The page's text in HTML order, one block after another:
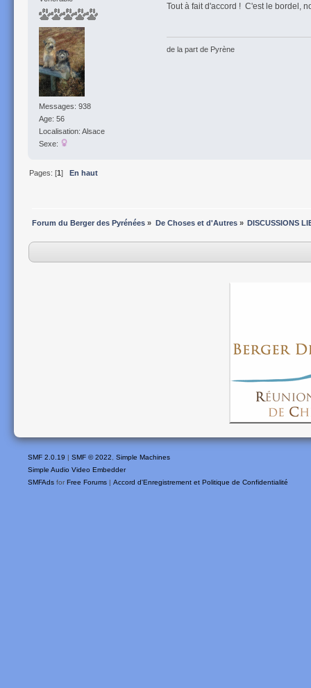
Messages: 938
Age: 56
Localisation: Alsace
Sexe:
Tout à fait d'accord ! C'est le bordel,
de la part de Pyrène
Pages: [1] En haut
Forum du Berger des Pyrénées » De Choses et d'Autres» DISCUSSIONS
SMF 2.0.19 SMF © 2022, Simple Machines
Simple Audio Video Embedder
SMFAds for Free Forums Accord d'Enregistrement et Politique de Confidentialité